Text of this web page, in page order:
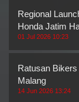
Regional
Honda Jatim
01 Jul 2026 10:23
Ratusan Bikers
Malang
14 Jun 2026 13:24